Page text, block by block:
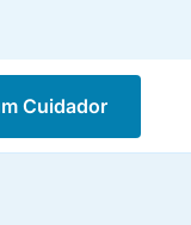
Cuidador